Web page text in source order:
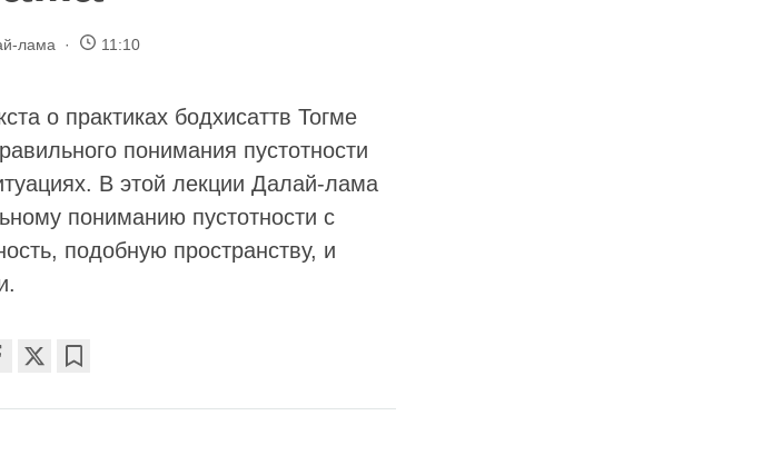
лама 11:10
о практиках бодхисаттв Тогме
понимания пустотности
В этой лекции Далай-лама
пониманию пустотности с
подобную пространству, и